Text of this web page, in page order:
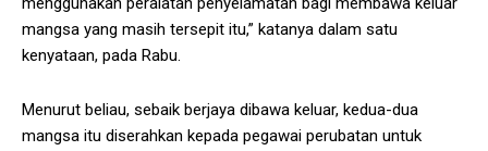
mangsa yang masih tersepit itu,” katanya dalam satu
kenyataan, pada Rabu.
Menurut beliau, sebaik berjaya dibawa keluar, kedua-dua
mangsa itu diserahkan kepada pegawai perubatan untuk